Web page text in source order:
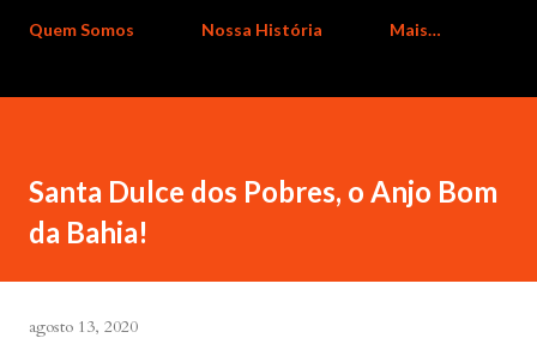
Quem Somos Nossa História Mais…
Santa Dulce dos Pobres, o Anjo Bom
da Bahia!
agosto 13, 2020